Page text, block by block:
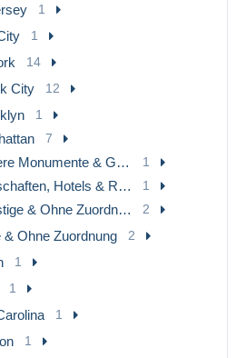
1
1
14
City 12
1
7
Andere Monumente & Gebäude 1
Wirtschaften, Hotels & Restaurants 1
Sonstige & Ohne Zuordnung 2
& Ohne Zuordnung 2
1
1
1
1